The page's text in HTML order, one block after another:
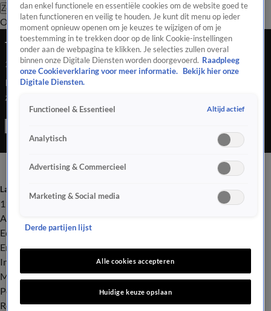
Zoeken
OverzichtRegioUitzendingenWeerTip de redactiePanelVideo's
Twee panterwelpjes geboren in Burgers' Zoo
24 juli 2020, 15:13
In dierenpark Burgers' Zoo in Arnhem zijn afgelopen
zaterdagnacht twee Sri Lankaanse panterwelpjes geboren.
Beide jongen hebben de kritieke fase van hun eerste tien
Laatste nieuws
112
Advies & Tips
Economie
Entertainment
Infrastructuur
Milieu en Gezondheid
Politiek
Royalty
dan enkel functionele en essentiële cookies om de website goed te
laten functioneren en veilig te houden. Je kunt dit menu op ieder
moment opnieuw openen om je keuzes te wijzigen of om je
toestemming in te trekken door op de link Cookie-instellingen
onder aan de webpagina te klikken. Je selecties zullen overal
binnen onze Digitale Diensten worden doorgevoerd. Raadpleeg
onze Cookieverklaring voor meer informatie.
Bekijk hier onze
Digitale Diensten.
Functioneel & Essentieel Altijd actief
Analytisch
Advertising & Commercieel
Marketing & Social media
Derde partijen lijst
Alle cookies accepteren
Huidige keuze opslaan